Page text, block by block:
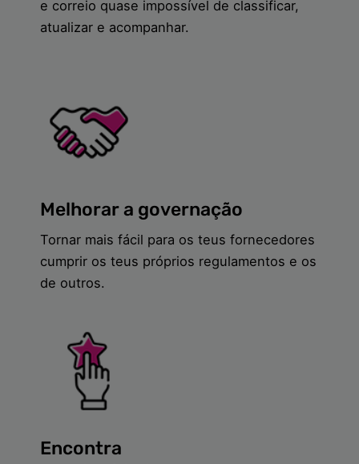
e correio quase impossível de classificar,
atualizar e acompanhar.
Melhorar a governação
Tornar mais fácil para os teus fornecedores
cumprir os teus próprios regulamentos e os
de outros.
Encontra